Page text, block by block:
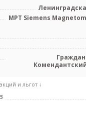
МРТ Siemens Magnetom
и льгот ↓